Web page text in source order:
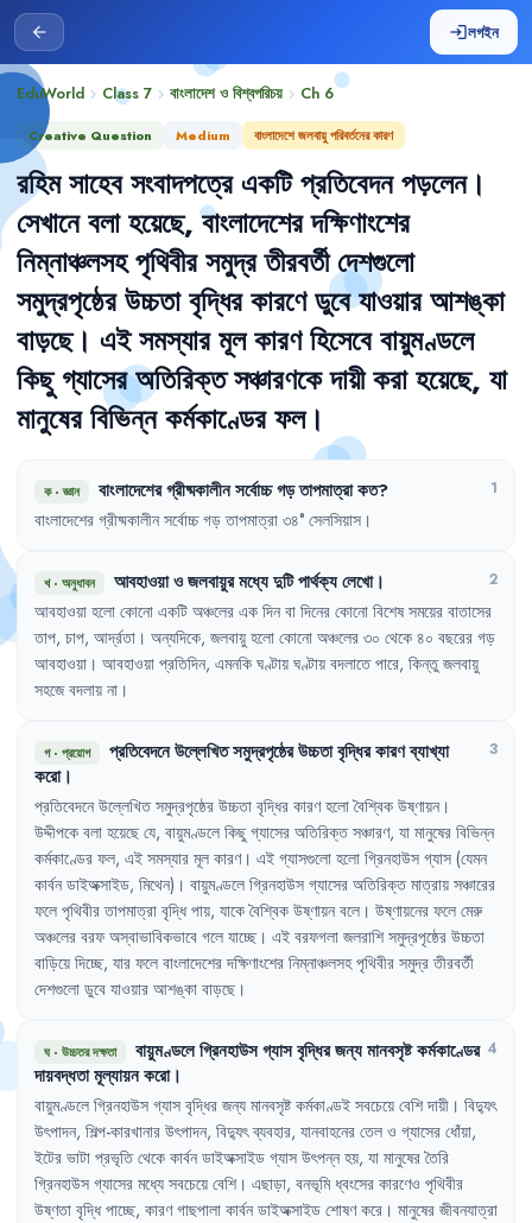
arrow_back loginলগইন
EduWorld chevron_right Class 7 chevron_right বাংলাদেশ ও বিশ্বপরিচয় chevron_right Ch 6
Creative Question Medium বাংলাদেশে জলবায়ু পরিবর্তনের কারণ
রহিম সাহেব সংবাদপত্রে একটি প্রতিবেদন পড়লেন।
সেখানে বলা হয়েছে, বাংলাদেশের দক্ষিণাংশের
নিম্নাঞ্চলসহ পৃথিবীর সমুদ্র তীরবর্তী দেশগুলো
সমুদ্রপৃষ্ঠের উচ্চতা বৃদ্ধির কারণে ডুবে যাওয়ার আশঙ্কা
বাড়ছে। এই সমস্যার মূল কারণ হিসেবে বায়ুমণ্ডলে
কিছু গ্যাসের অতিরিক্ত সঞ্চারণকে দায়ী করা হয়েছে, যা
মানুষের বিভিন্ন কর্মকাণ্ডের ফল।
ক·জ্ঞান বাংলাদেশেরগ্রীষ্মকালীনসর্বোচ্চগড়তাপমাত্রাকত? 1
বাংলাদেশের গ্রীষ্মকালীন সর্বোচ্চ গড় তাপমাত্রা ৩৪° সেলসিয়াস ।
খ· অনুধাবন আবহাওয়াওজলবায়ুরমধ্যেদুটিপার্থক্যলেখো। 2
আবহাওয়া হলো কোনো একটি অঞ্চলের এক দিন বা দিনের কোনো বিশেষ সময়ের বাতাসের
তাপ, চাপ, আর্দ্রতা । অন্যদিকে, জলবায়ু হলো কোনো অঞ্চলের ৩০ থেকে ৪০ বছরের গড়
আবহাওয়া । আবহাওয়া প্রতিদিন, এমনকি ঘণ্টায় ঘণ্টায় বদলাতে পারে, কিন্তু জলবায়ু
সহজে বদলায় না ।
গ· প্রয়োগ প্রতিবেদনেউল্লেখিতসমুদ্রপৃষ্ঠেরউচ্চতাবৃদ্ধিরকারণব্যাখ্যা
করো।
3
প্রতিবেদনে উল্লেখিত সমুদ্রপৃষ্ঠের উচ্চতা বৃদ্ধির কারণ হলো বৈশ্বিক উষ্ণায়ন।
উদ্দীপকে বলা হয়েছে যে, বায়ুমণ্ডলে কিছু গ্যাসের অতিরিক্ত সঞ্চারণ, যা মানুষের বিভিন্ন
কর্মকাণ্ডের ফল, এই সমস্যার মূল কারণ। এই গ্যাসগুলো হলো গ্রিনহাউস গ্যাস (যেমন
কার্বন ডাইঅক্সাইড, মিথেন) । বায়ুমণ্ডলে গ্রিনহাউস গ্যাসের অতিরিক্ত মাত্রায় সঞ্চারের
ফলে পৃথিবীর তাপমাত্রা বৃদ্ধি পায়, যাকে বৈশ্বিক উষ্ণায়ন বলে । উষ্ণায়নের ফলে মেরু
অঞ্চলের বরফ অস্বাভাবিকভাবে গলে যাচ্ছে। এই বরফগলা জলরাশি সমুদ্রপৃষ্ঠের উচ্চতা
বাড়িয়ে দিচ্ছে, যার ফলে বাংলাদেশের দক্ষিণাংশের নিম্নাঞ্চলসহ পৃথিবীর সমুদ্র তীরবর্তী
দেশগুলো ডুবে যাওয়ার আশঙ্কা বাড়ছে ।
ঘ· উচ্চতর দক্ষতা বায়ুমণ্ডলেগ্রিনহাউসগ্যাসবৃদ্ধিরজন্যমানবসৃষ্টকর্মকাণ্ডের
দায়বদ্ধতামূল্যায়নকরো।
4
বায়ুমণ্ডলে গ্রিনহাউস গ্যাস বৃদ্ধির জন্য মানবসৃষ্ট কর্মকাণ্ডই সবচেয়ে বেশি দায়ী । বিদ্যুৎ
উৎপাদন, শিল্প-কারখানার উৎপাদন, বিদ্যুৎ ব্যবহার, যানবাহনের তেল ও গ্যাসের ধোঁয়া,
ইটের ভাটা প্রভৃতি থেকে কার্বন ডাইঅক্সাইড গ্যাস উৎপন্ন হয়, যা মানুষের তৈরি
গ্রিনহাউস গ্যাসের মধ্যে সবচেয়ে বেশি। এছাড়া, বনভূমি ধ্বংসের কারণেও পৃথিবীর
উষ্ণতা বৃদ্ধি পাচ্ছে, কারণ গাছপালা কার্বন ডাইঅক্সাইড শোষণ করে । মানুষের জীবনযাত্রা